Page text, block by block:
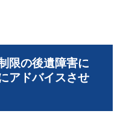
限の後遺障害に
アドバイスさせ